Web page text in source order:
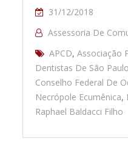
31/12/2018
Assessoria De
APCD,Associação
Dentistas De São Paulo
Conselho Federal De
Necrópole Ecumênica,
Raphael Baldacci Filho